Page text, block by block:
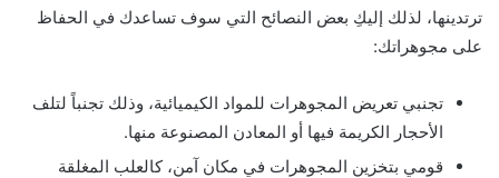
ترتدينها، لذلك إليكِ بعض النصائح التي سوف تساعدك في الحفاظ
على مجوهراتك:
تجنبي تعريض المجوهرات للمواد الكيميائية، وذلك تجنباً لتلف
الأحجار الكريمة فيها أو المعادن المصنوعة منها.
قومي بتخزين المجوهرات في مكان آمن، كالعلب المغلقة